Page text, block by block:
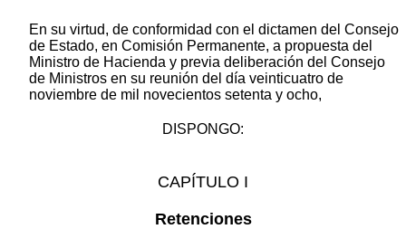
En su virtud, de conformidad con el dictamen del Consejo
de Estado, en Comisión Permanente, a propuesta del
Ministro de Hacienda y previa deliberación del Consejo
de Ministros en su reunión del día veinticuatro de
noviembre de mil novecientos setenta y ocho,
DISPONGO:
CAPÍTULO I
Retenciones